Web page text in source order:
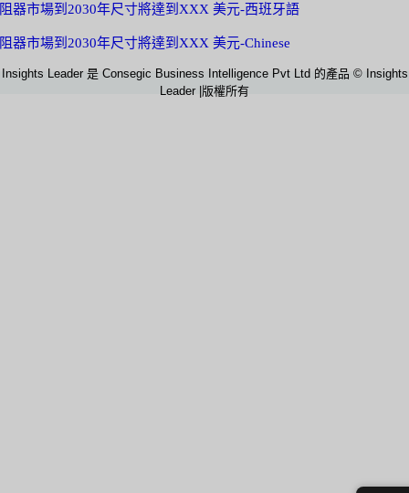
器市場到2030年尺寸將達到XXX 美元-西班牙語
器市場到2030年尺寸將達到XXX 美元-Chinese
Insights Leader 是 Consegic Business Intelligence Pvt Ltd 的產品 © Insights
Leader |版權所有